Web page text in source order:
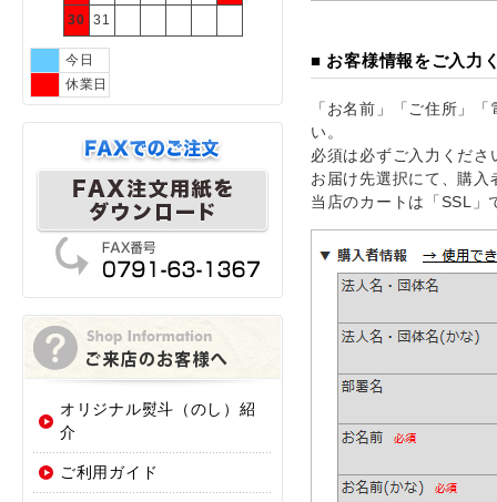
30 31
今日
休業日
オリジナル熨斗（のし）紹
介
ご利用ガイド
■ お客様情報をご入力
「お名前」「ご住所」
い。
必須は必ずご入力くださ
お届け先選択にて、購
当店のカートは「SSL」